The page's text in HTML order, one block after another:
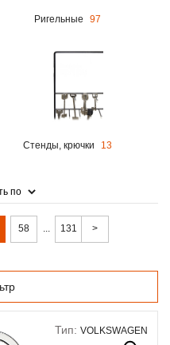
Ригельные 97
Стенды, крючки 13
по
58 ... 131 >
Тип: VOLKSWAGEN